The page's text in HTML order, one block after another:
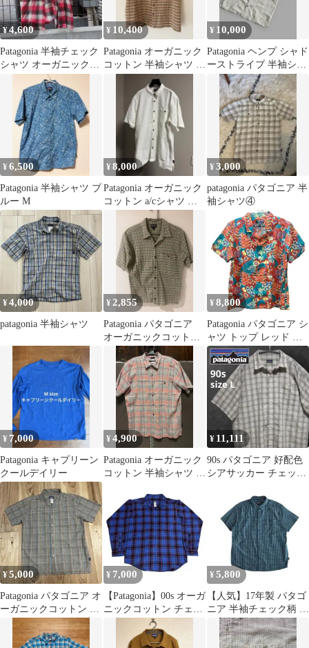
¥4,600
Patagonia 半袖チェック
シャツ オーガニックコ
¥ 10,400
Patagonia オーガニック
コットン 半袖シャツ ポ
¥ 10,000
Patagonia ヘンプ シャド
ーストライブ 半袖シャ
¥6,500
Patagonia 半袖シャツ ブ
ルー M
¥8,000
Patagonia オーガニック
コットン a/cシャツ ホ
¥3,000
patagonia パタゴニア 半
袖シャツ④
¥4,000
patagonia 半袖シャツ
¥ 2,855
Patagonia パタゴニア
オーガニックコットン
半袖チェックシャツ
¥ 8,800
Patagonia パタゴニア シ
ャツ トップ レッド オ
ーガニックコットン
100％ メンズ L キング
ラム[24]
¥ 7,000
Patagonia キャプリーン
クールデイリー
¥4,900
Patagonia オーガニック
コットン 半袖シャツ L
¥ 11,111
90s パタゴニア 好配色
シアサッカー チェック
¥5,000
Patagonia パタゴニア オ
ーガニックコットン 半
袖 開襟シャツ サイズM
¥ 7,000
【Patagonia】00s オーガ
ニックコットン チェッ
クシャツ ブルー S
¥ 5,800
【人気】17年製 パタゴ
ニア 半袖チェック柄 ガ
ジェゴスシャツ サイズ
XL